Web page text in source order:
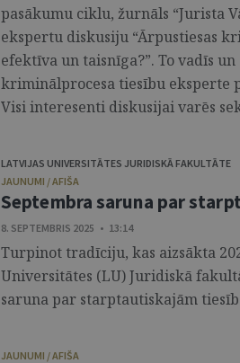
pasākumu ciklu, žurnāls “Jurista
ekspertu diskusiju “Ārpustiesas
efektīva un taisnīga?”. To vadīs
kriminālprocesa tiesību eksperte
Visi interesenti diskusijai varēs
LATVIJAS UNIVERSITĀTES JURIDISKĀ FAKULTĀTE
JAUNUMI / AFIŠA
Septembra saruna par
8. SEPTEMBRIS 2025 • 13:14
Turpinot tradīciju, kas aizsākta
Universitātes (LU) Juridiskā
saruna par starptautiskajām
JAUNUMI / AFIŠA